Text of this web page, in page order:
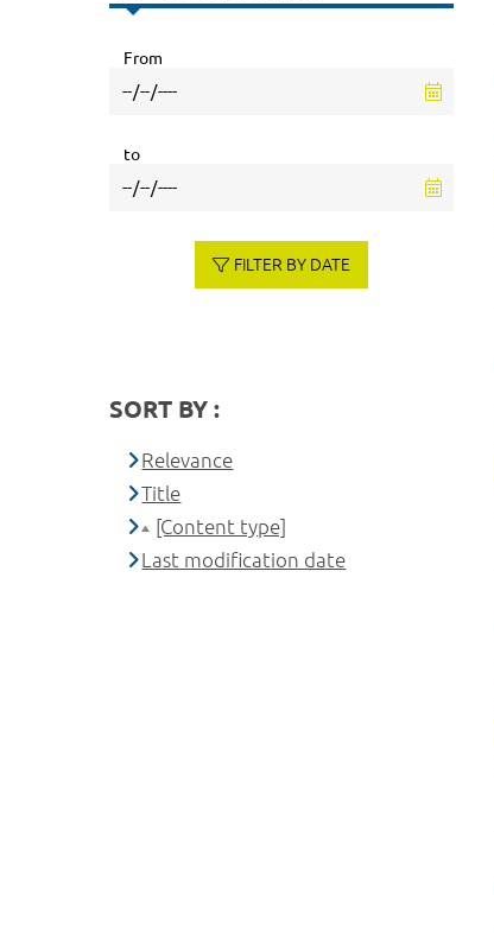
From
to
FILTER BY DATE
SORT BY :
Relevance
Title
[Content type]
Last modification date